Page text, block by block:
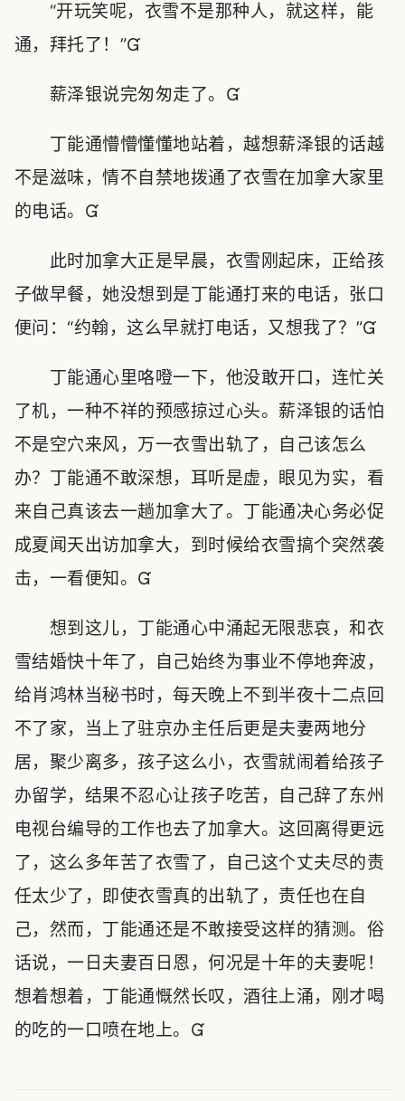
“开玩笑呢，衣雪不是那种人，就这样，能
通，拜托了！”
薪泽银说完匆匆走了。
丁能通懵懵懂懂地站着，越想薪泽银的话越
不是滋味，情不自禁地拨通了衣雪在加拿大家里
的电话。
此时加拿大正是早晨，衣雪刚起床，正给孩
子做早餐，她没想到是丁能通打来的电话，张口
便问：“约翰，这么早就打电话，又想我了？”
丁能通心里咯噔一下，他没敢开口，连忙关
了机，一种不祥的预感掠过心头。薪泽银的话怕
不是空穴来风，万一衣雪出轨了，自己该怎么
办？丁能通不敢深想，耳听是虚，眼见为实，看
来自己真该去一趟加拿大了。丁能通决心务必促
成夏闻天出访加拿大，到时候给衣雪搞个突然袭
击，一看便知。
想到这儿，丁能通心中涌起无限悲哀，和衣
雪结婚快十年了，自己始终为事业不停地奔波，
给肖鸿林当秘书时，每天晚上不到半夜十二点回
不了家，当上了驻京办主任后更是夫妻两地分
居，聚少离多，孩子这么小，衣雪就闹着给孩子
办留学，结果不忍心让孩子吃苦，自己辞了东州
电视台编导的工作也去了加拿大。这回离得更远
了，这么多年苦了衣雪了，自己这个丈夫尽的责
任太少了，即使衣雪真的出轨了，责任也在自
己，然而，丁能通还是不敢接受这样的猜测。俗
话说，一日夫妻百日恩，何况是十年的夫妻呢！
想着想着，丁能通慨然长叹，酒往上涌，刚才喝
的吃的一口喷在地上。